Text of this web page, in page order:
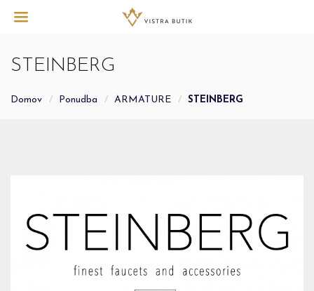
STEINBERG
Domov Ponudba ARMATURE STEINBERG